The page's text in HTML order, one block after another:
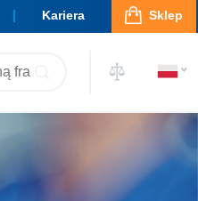
Kariera Sklep